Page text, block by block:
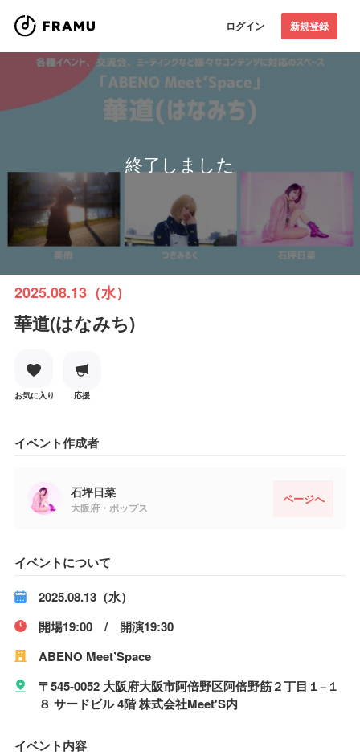
ログイン 新規登録
終了しました
2025.08.13（水）
華道(はなみち)
お気に入り 応援
イベント作成者
石坪日菜
大阪府・ポップス
ページへ
イベントについて
2025.08.13（水）
開場19:00 / 開演19:30
ABENO Meet’Space
〒545-0052 大阪府大阪市阿倍野区阿倍野筋２丁目１−１
８ サードビル 4階 株式会社Meet'S内
イベント内容